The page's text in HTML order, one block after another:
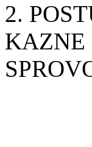
2.
KAZNE